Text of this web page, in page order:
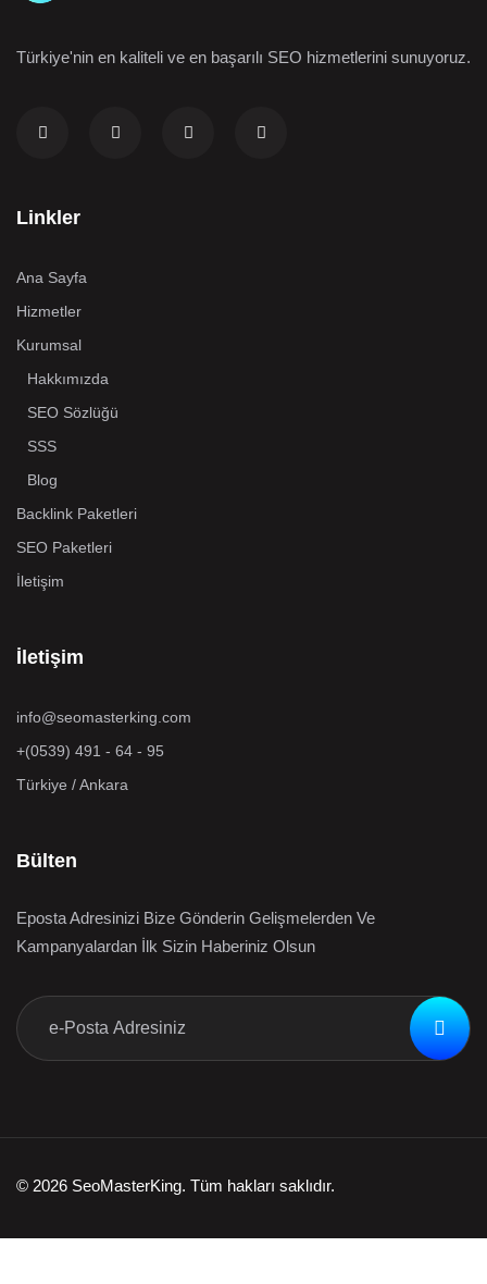
Türkiye'nin en kaliteli ve en başarılı SEO hizmetlerini sunuyoruz.
Linkler
Ana Sayfa
Hizmetler
Kurumsal
Hakkımızda
SEO Sözlüğü
SSS
Blog
Backlink Paketleri
SEO Paketleri
İletişim
İletişim
info@seomasterking.com
+(0539) 491 - 64 - 95
Türkiye / Ankara
Bülten
Eposta Adresinizi Bize Gönderin Gelişmelerden Ve
Kampanyalardan İlk Sizin Haberiniz Olsun
© 2026 SeoMasterKing. Tüm hakları saklıdır.